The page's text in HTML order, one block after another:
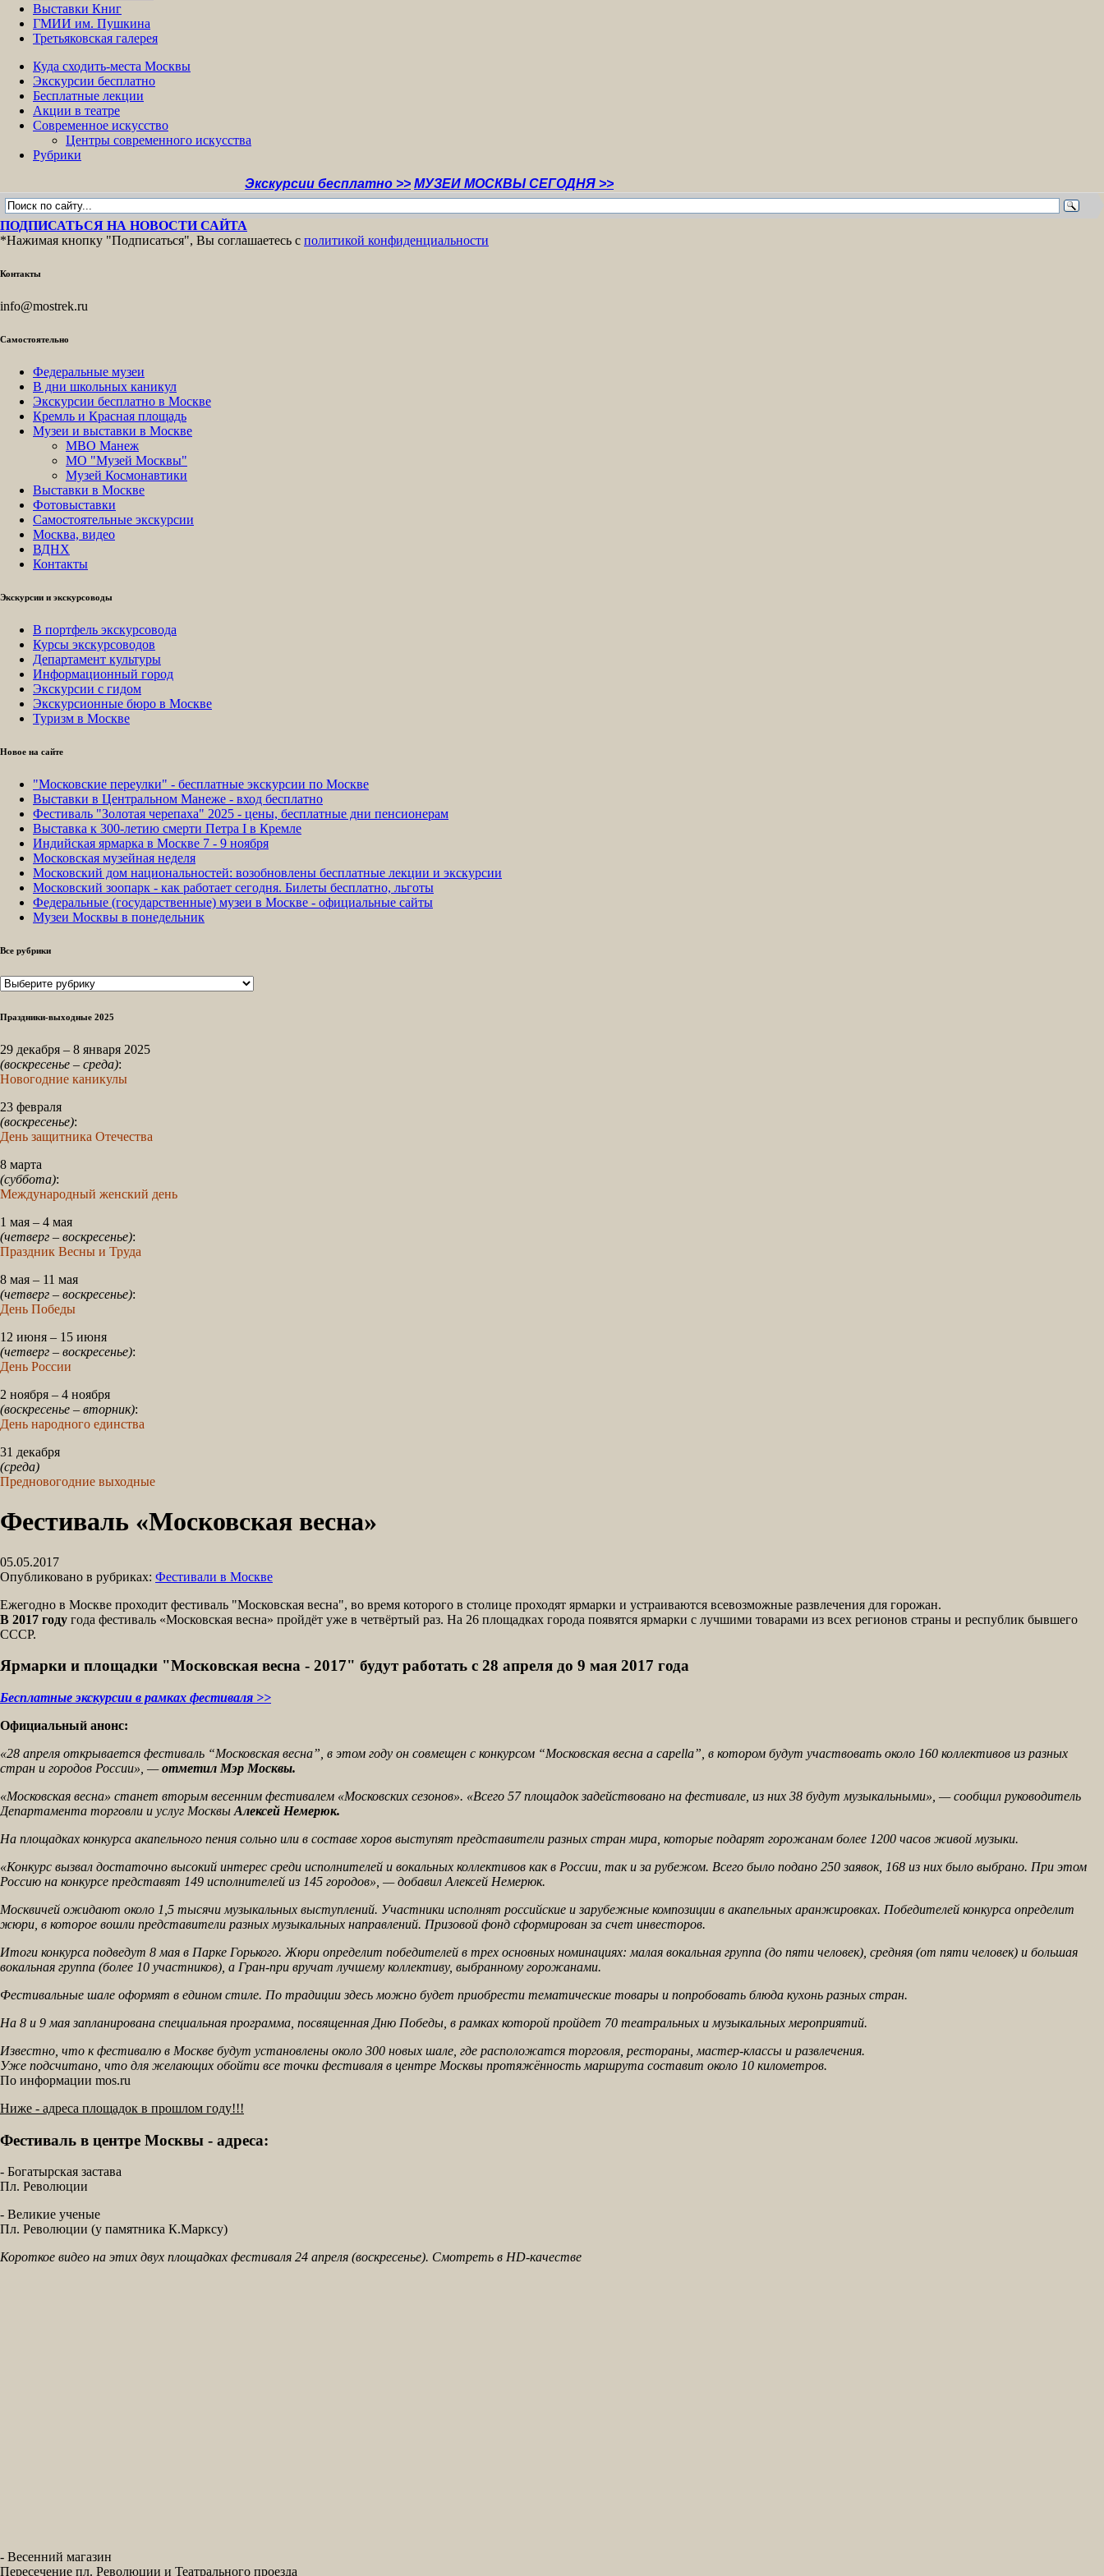
Выставки Книг
ГМИИ им. Пушкина
Третьяковская галерея
Куда сходить-места Москвы
Экскурсии бесплатно
Бесплатные лекции
Акции в театре
Современное искусство
Центры современного искусства
Рубрики
Экскурсии бесплатно >> МУЗЕИ МОСКВЫ СЕГОДНЯ >>
ПОДПИСАТЬСЯ НА НОВОСТИ САЙТА
*Нажимая кнопку "Подписаться", Вы соглашаетесь с политикой конфиденциальности
Контакты
info@mostrek.ru
Самостоятельно
Федеральные музеи
В дни школьных каникул
Экскурсии бесплатно в Москве
Кремль и Красная площадь
Музеи и выставки в Москве
МВО Манеж
МО "Музей Москвы"
Музей Космонавтики
Выставки в Москве
Фотовыставки
Самостоятельные экскурсии
Москва, видео
ВДНХ
Контакты
Экскурсии и экскурсоводы
В портфель экскурсовода
Курсы экскурсоводов
Департамент культуры
Информационный город
Экскурсии с гидом
Экскурсионные бюро в Москве
Туризм в Москве
Новое на сайте
"Московские переулки" - бесплатные экскурсии по Москве
Выставки в Центральном Манеже - вход бесплатно
Фестиваль "Золотая черепаха" 2025 - цены, бесплатные дни пенсионерам
Выставка к 300-летию смерти Петра I в Кремле
Индийская ярмарка в Москве 7 - 9 ноября
Московская музейная неделя
Московский дом национальностей: возобновлены бесплатные лекции и экскурсии
Московский зоопарк - как работает сегодня. Билеты бесплатно, льготы
Федеральные (государственные) музеи в Москве - официальные сайты
Музеи Москвы в понедельник
Все рубрики
Все
Праздники-выходные 2025
29 декабря – 8 января 2025
(воскресенье – среда):
Новогодние каникулы
23 февраля
(воскресенье):
День защитника Отечества
8 марта
(суббота):
Международный женский день
1 мая – 4 мая
(четверг – воскресенье):
Праздник Весны и Труда
8 мая – 11 мая
(четверг – воскресенье):
День Победы
12 июня – 15 июня
(четверг – воскресенье):
День России
2 ноября – 4 ноября
(воскресенье – вторник):
День народного единства
31 декабря
(среда)
Предновогодние выходные
Фестиваль «Московская весна»
05.05.2017
Опубликовано в рубриках: Фестивали в Москве
Ежегодно в Москве проходит фестиваль "Московская весна", во время которого в столице проходят ярмарки и устраиваются всевозможные развлечения для горожан.
В 2017 году года фестиваль «Московская весна» пройдёт уже в четвёртый раз. На 26 площадках города появятся ярмарки с лучшими товарами из всех регионов страны и республик бывшего
СССР.
Ярмарки и площадки "Московская весна - 2017" будут работать с 28 апреля до 9 мая 2017 года
Бесплатные экскурсии в рамках фестиваля >>
Официальный анонс:
«28 апреля открывается фестиваль “Московская весна”, в этом году он совмещен с конкурсом “Московская весна а capella”, в котором будут участвовать около 160 коллективов из разных
стран и городов России», —отметил Мэр Москвы.
«Московская весна» станет вторым весенним фестивалем «Московских сезонов». «Всего 57 площадок задействовано на фестивале, из них 38 будут музыкальными», — сообщил руководитель
Департамента торговли и услуг Москвы Алексей Немерюк.
На площадках конкурса акапельного пения сольно или в составе хоров выступят представители разных стран мира, которые подарят горожанам более 1200 часов живой музыки.
«Конкурс вызвал достаточно высокий интерес среди исполнителей и вокальных коллективов как в России, так и за рубежом. Всего было подано 250 заявок, 168 из них было выбрано. При этом
Россию на конкурсе представят 149 исполнителей из 145 городов», — добавил Алексей Немерюк.
Москвичей ожидают около 1,5 тысячи музыкальных выступлений. Участники исполнят российские и зарубежные композиции в акапельных аранжировках. Победителей конкурса определит
жюри, в которое вошли представители разных музыкальных направлений. Призовой фонд сформирован за счет инвесторов.
Итоги конкурса подведут 8 мая в Парке Горького. Жюри определит победителей в трех основных номинациях: малая вокальная группа (до пяти человек), средняя (от пяти человек) и большая
вокальная группа (более 10 участников), а Гран-при вручат лучшему коллективу, выбранному горожанами.
Фестивальные шале оформят в едином стиле. По традиции здесь можно будет приобрести тематические товары и попробовать блюда кухонь разных стран.
На 8 и 9 мая запланирована специальная программа, посвященная Дню Победы, в рамках которой пройдет 70 театральных и музыкальных мероприятий.
Известно, что к фестивалю в Москве будут установлены около 300 новых шале, где расположатся торговля, рестораны, мастер-классы и развлечения.
Уже подсчитано, что для желающих обойти все точки фестиваля в центре Москвы протяжённость маршрута составит около 10 километров.
По информации mos.ru
Ниже - адреса площадок в прошлом году!!!
Фестиваль в центре Москвы - адреса:
- Богатырская застава
Пл. Революции
- Великие ученые
Пл. Революции (у памятника К.Марксу)
Короткое видео на этих двух площадках фестиваля 24 апреля (воскресенье). Смотреть в HD-качестве
- Весенний магазин
Пересечение пл. Революции и Театрального проезда